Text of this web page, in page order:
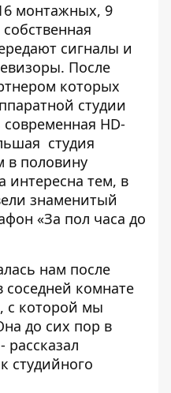
монтажных, 9
сигналы и
После
которых
студии
HD-
студия
в половину
интересна тем, в
знаменитый
«За пол часа до
нам после
соседней комнате
с которой мы
до сих пор в
студийного